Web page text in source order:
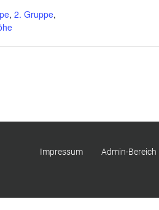
, 2. Gruppe,
Impressum Admin-Bereich